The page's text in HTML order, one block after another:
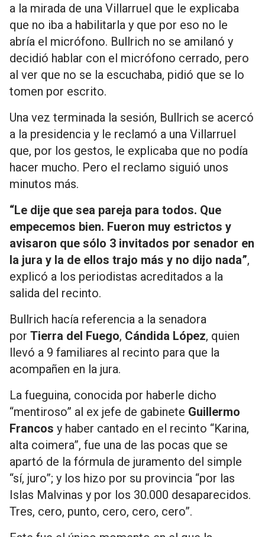
a la mirada de una Villarruel que le explicaba
que no iba a habilitarla y que por eso no le
abría el micrófono. Bullrich no se amilanó y
decidió hablar con el micrófono cerrado, pero
al ver que no se la escuchaba, pidió que se lo
tomen por escrito.
Una vez terminada la sesión, Bullrich se acercó
a la presidencia y le reclamó a una Villarruel
que, por los gestos, le explicaba que no podía
hacer mucho. Pero el reclamo siguió unos
minutos más.
“Le dije que sea pareja para todos. Que
empecemos bien. Fueron muy estrictos y
avisaron que sólo 3 invitados por senador en
la jura y la de ellos trajo más y no dijo nada”,
explicó a los periodistas acreditados a la
salida del recinto.
Bullrich hacía referencia a la senadora
por Tierra del Fuego, Cándida López, quien
llevó a 9 familiares al recinto para que la
acompañen en la jura.
La fueguina, conocida por haberle dicho
“mentiroso” al ex jefe de gabinete Guillermo
Francos y haber cantado en el recinto “Karina,
alta coimera”, fue una de las pocas que se
apartó de la fórmula de juramento del simple
“sí, juro”; y los hizo por su provincia “por las
Islas Malvinas y por los 30.000 desaparecidos.
Tres, cero, punto, cero, cero, cero”.